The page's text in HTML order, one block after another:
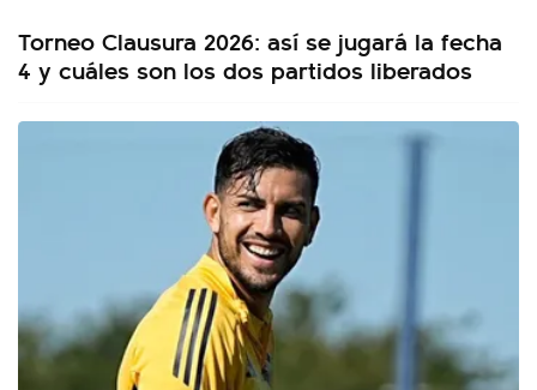
Torneo Clausura 2026: así se jugará la fecha
4 y cuáles son los dos partidos liberados